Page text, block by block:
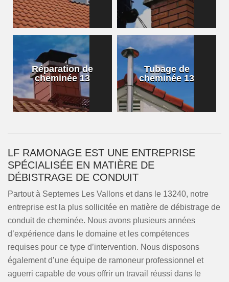
Réparation de
cheminée 13
Tubage de
cheminée 13
LF RAMONAGE EST UNE ENTREPRISE
SPÉCIALISÉE EN MATIÈRE DE
DÉBISTRAGE DE CONDUIT
Partout à Septemes Les Vallons et dans le 13240, notre
entreprise est la plus sollicitée en matière de débistrage de
conduit de cheminée. Nous avons plusieurs années
d’expérience dans le domaine et les compétences
requises pour ce type d’intervention. Nous disposons
également d’une équipe de ramoneur professionnel et
aguerri capable de vous offrir un travail réussi dans le